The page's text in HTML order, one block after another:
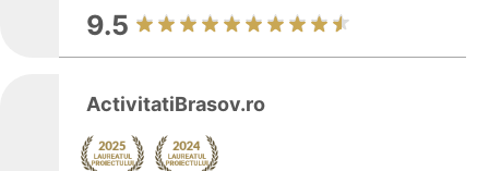
9.5
ActivitatiBrasov.ro